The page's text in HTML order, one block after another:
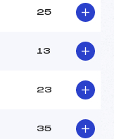
-5
236.7900
25
13
23
35